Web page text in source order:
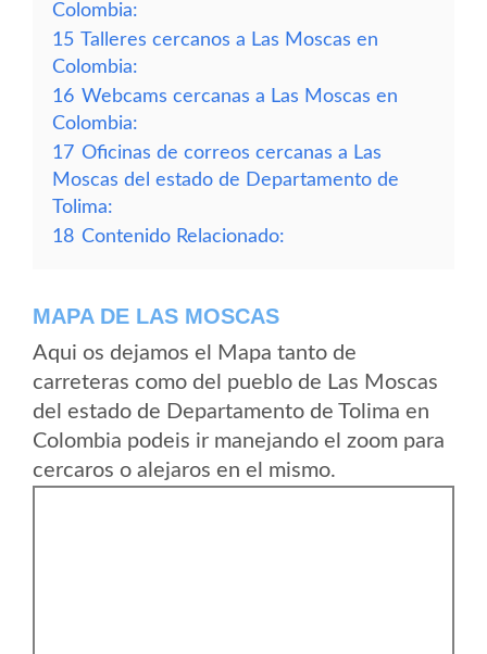
Colombia:
15 Talleres cercanos a Las Moscas en
Colombia:
16 Webcams cercanas a Las Moscas en
Colombia:
17 Oficinas de correos cercanas a Las
Moscas del estado de Departamento de
Tolima:
18 Contenido Relacionado:
MAPA DE LAS MOSCAS
Aqui os dejamos el Mapa tanto de
carreteras como del pueblo de Las Moscas
del estado de Departamento de Tolima en
Colombia podeis ir manejando el zoom para
cercaros o alejaros en el mismo.